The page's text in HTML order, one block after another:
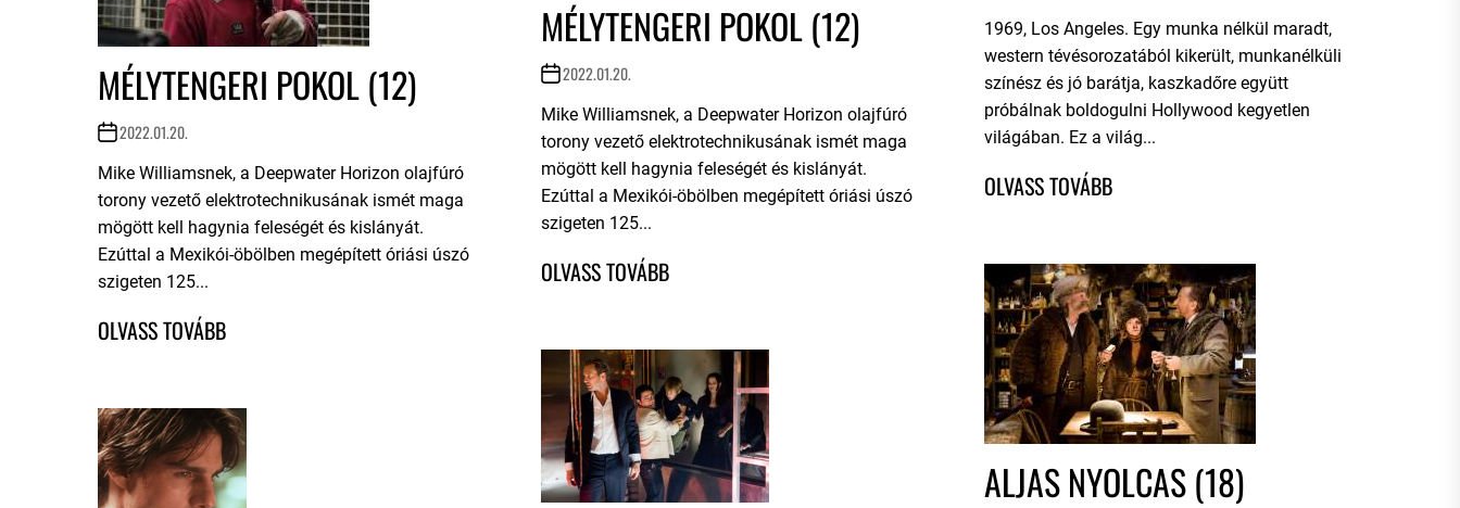
1969, Los Angeles. Egy munka nélkül maradt,
western tévésorozatából kikerült, munkanélküli
színész és jó barátja, kaszkadőre együtt
próbálnak boldogulni Hollywood kegyetlen
világában. Ez a világ...
MÉLYTENGERI POKOL (12)
2022.01.20.
Mike Williamsnek, a Deepwater Horizon olajfúró
torony vezető elektrotechnikusának ismét maga
mögött kell hagynia feleségét és kislányát.
Ezúttal a Mexikói-öbölben megépített óriási úszó
szigeten 125...
MÉLYTENGERI POKOL (12)
2022.01.20.
Mike Williamsnek, a Deepwater Horizon olajfúró
torony vezető elektrotechnikusának ismét maga
mögött kell hagynia feleségét és kislányát.
Ezúttal a Mexikói-öbölben megépített óriási úszó
szigeten 125...
ALJAS NYOLCAS (18)